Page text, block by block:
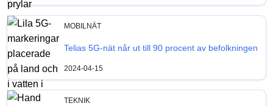
MOBILNÄT
Telias 5G-nät når ut till 90 procent av befolkningen
2024-04-15
TEKNIK